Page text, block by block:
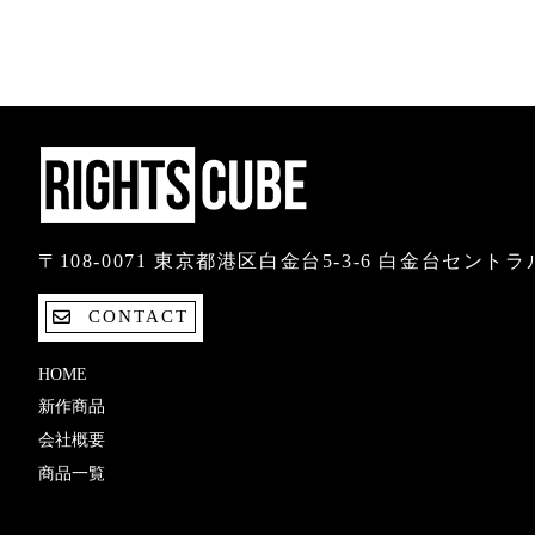
〒108-0071 東京都港区白金台5-3-6 白金台セントラ
CONTACT
HOME
新作商品
会社概要
商品一覧